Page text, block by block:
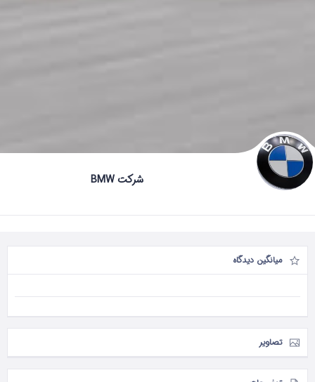
شرکت BMW
میانگین دیدگاه
تصاویر